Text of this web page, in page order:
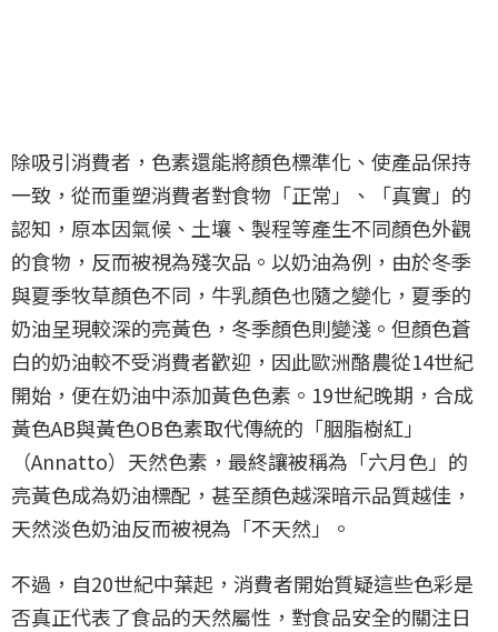
除吸引消費者，色素還能將顏色標準化、使產品保持
一致，從而重塑消費者對食物「正常」、「真實」的
認知，原本因氣候、土壤、製程等產生不同顏色外觀
的食物，反而被視為殘次品。以奶油為例，由於冬季
與夏季牧草顏色不同，牛乳顏色也隨之變化，夏季的
奶油呈現較深的亮黃色，冬季顏色則變淺。但顏色蒼
白的奶油較不受消費者歡迎，因此歐洲酪農從14世紀
開始，便在奶油中添加黃色色素。19世紀晚期，合成
黃色AB與黃色OB色素取代傳統的「胭脂樹紅」
（Annatto）天然色素，最終讓被稱為「六月色」的
亮黃色成為奶油標配，甚至顏色越深暗示品質越佳，
天然淡色奶油反而被視為「不天然」。
不過，自20世紀中葉起，消費者開始質疑這些色彩是
否真正代表了食品的天然屬性，對食品安全的關注日